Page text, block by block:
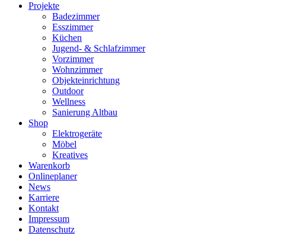
Projekte
Badezimmer
Esszimmer
Küchen
Jugend- & Schlafzimmer
Vorzimmer
Wohnzimmer
Objekteinrichtung
Outdoor
Wellness
Sanierung Altbau
Shop
Elektrogeräte
Möbel
Kreatives
Warenkorb
Onlineplaner
News
Karriere
Kontakt
Impressum
Datenschutz